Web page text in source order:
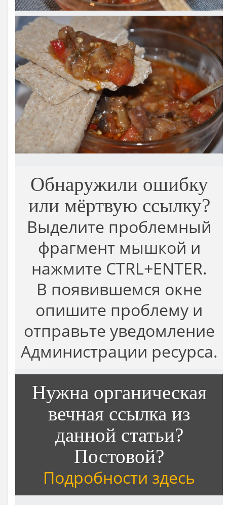
Обнаружили ошибку
или мёртвую ссылку?
Выделите проблемный
фрагмент мышкой и
нажмите CTRL+ENTER.
В появившемся окне
опишите проблему и
отправьте уведомление
Администрации ресурса.
Нужна органическая
вечная ссылка из
данной статьи?
Постовой?
Подробности здесь